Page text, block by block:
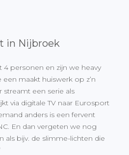
in Nijbroek
4 personen en zijn we heavy
een maakt huiswerk op z’n
streamt een serie als
via digitale TV naar Eurosport
anders is een fervent
En dan vergeten we nog
als bijv. de slimme-lichten die